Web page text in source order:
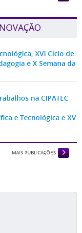
XVI Ciclo de
e X Semana da
na CIPATEC
e Tecnológica e XV
MAIS PUBLICAÇÕES